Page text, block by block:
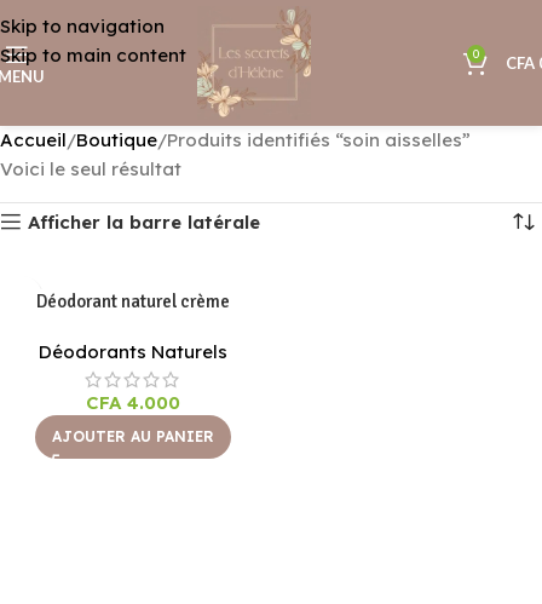
Skip to navigation
Skip to main content
0 CFA
Accueil Boutique Produits identifiés “soin aisselles”
Voici le seul résultat
Afficher la barre latérale
Déodorant naturel crème
Déodorants Naturels
CFA4.000
AJOUTER AU PANIER